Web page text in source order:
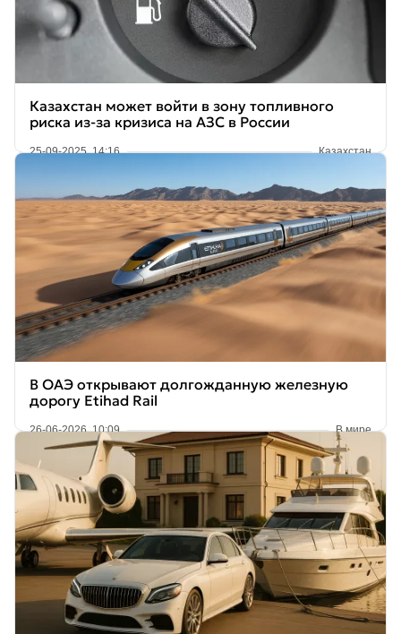
Казахстан может войти в зону топливного
риска из-за кризиса на АЗС в России
25-09-2025, 14:16 Казахстан
В ОАЭ открывают долгожданную железную
дорогу Etihad Rail
26-06-2026, 10:09 В мире